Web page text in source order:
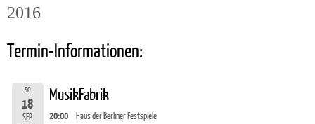
2016
Termin-Informationen:
SO
18
SEP
MusikFabrik
20:00 Haus der Berliner Festspiele